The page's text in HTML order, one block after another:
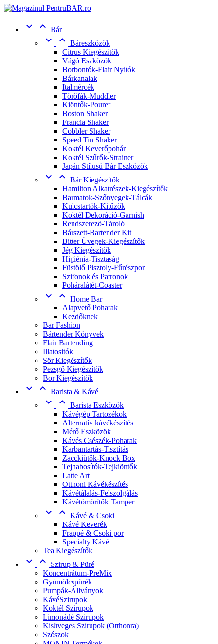
  Bár
  Báreszközök
Citrus Kiegészítők
Vágó Eszközök
Borbontók-Flair Nyitók
Bárkanalak
Italmércék
Törőfák-Muddler
Kiöntők-Pourer
Boston Shaker
Francia Shaker
Cobbler Shaker
Speed Tin Shaker
Koktél Keverőpohár
Koktél Szűrők-Strainer
Japán Stílusú Bár Eszközök
  Bár Kiegészítők
Hamilton Alkatrészek-Kiegészítők
Barmatok-Szőnyegek-Tálcák
Kulcstartók-Kitűzők
Koktél Dekoráció-Garnish
Rendszerező-Tároló
Bárszett-Bartender Kit
Bitter Üvegek-Kiegészítők
Jég Kiegészítők
Higiénia-Tisztaság
Füstölő Pisztoly-Fűrészpor
Szifonok és Patronok
Poháralátét-Coaster
  Home Bar
Alapvető Poharak
Kezdőknek
Bar Fashion
Bártender Könyvek
Flair Bartending
Illatositók
Sör Kiegészítők
Pezsgő Kiegészítők
Bor Kiegészítők
  Barista & Kávé
  Barista Eszközök
Kávégép Tartozékok
Alternatív kávékészítés
Mérő Eszközök
Kávés Csészék-Poharak
Karbantartás-Tisztítás
Zacckiütők-Knock Box
Tejhabosítók-Tejkiöntők
Latte Art
Otthoni Kávékészítés
Kávétálalás-Felszolgálás
Kávétömörítők-Tamper
  Kávé & Csoki
Kávé Keverék
Frappé & Csoki por
Specialty Kávé
Tea Kiegészítők
 
Szirup & Püré
Koncentrátum-PreMix
Gyümölcspürék
Pumpák-Állványok
KávéSzirupok
Koktél Szirupok
Limonádé Szirupok
Kisüveges Szirupok (Otthonra)
Szószok